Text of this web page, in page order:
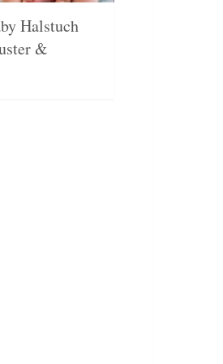
Halstuch
&